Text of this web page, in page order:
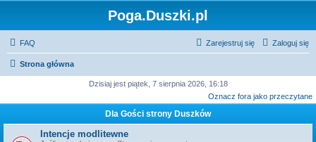
Poga.Duszki.pl
FAQ Zaloguj się
Zarejestruj się
Strona główna
Dzisiaj jest piątek, 7 sierpnia 2026, 16:18
Oznacz fora jako przeczytane
Dla Gości strony Duszków
Intencje modlitewne